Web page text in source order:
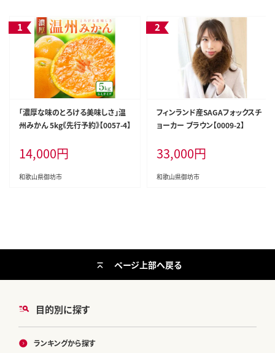
「濃厚な味のとろける美味しさ」温
州みかん 5kg《先行予約》【0057-4】
14,000円
和歌山県御坊市
フィンランド産SAGAフォックスチ
ョーカー ブラウン【0009-2】
33,000円
和歌山県御坊市
目的別に探す
ランキングから探す
ページ上部へ戻る